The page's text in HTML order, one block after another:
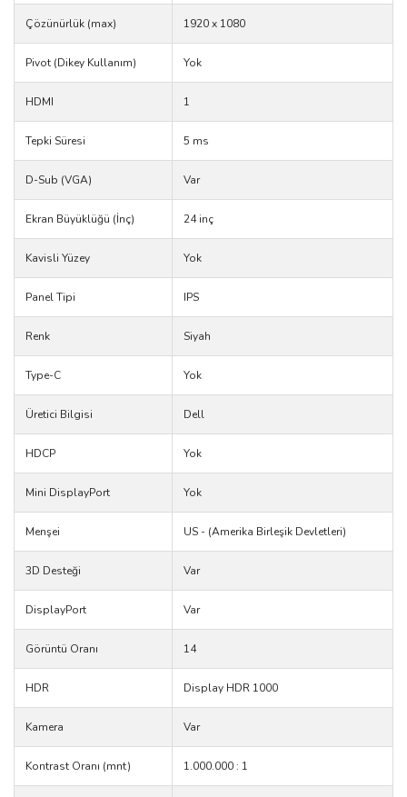
Çözünürlük (max) 1920 x 1080
Pivot (Dikey Kullanım) Yok
HDMI 1
Tepki Süresi 5 ms
D-Sub (VGA) Var
Ekran Büyüklüğü (İnç) 24 inç
Kavisli Yüzey Yok
Panel Tipi IPS
Renk Siyah
Type-C Yok
Üretici Bilgisi Dell
HDCP Yok
Mini DisplayPort Yok
Menşei US - (Amerika Birleşik Devletleri)
3D Desteği Var
DisplayPort Var
Görüntü Oranı 14
HDR Display HDR 1000
Kamera Var
Kontrast Oranı (mnt) 1.000.000 : 1